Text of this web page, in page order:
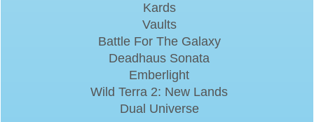
Kards
Vaults
Battle For The Galaxy
Deadhaus Sonata
Emberlight
Wild Terra 2: New Lands
Dual Universe